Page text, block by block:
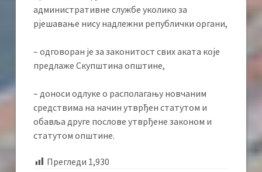
административне службе уколико за
рјешавање нису надлежни републички органи,
– одговоран је за законитост свих аката које
предлаже Скупштина општине,
– доноси одлуке о располагању новчаним
средствима на начин утврђен статутом и
обавља друге послове утврђене законом и
статутом општине.
Прегледи 1,930